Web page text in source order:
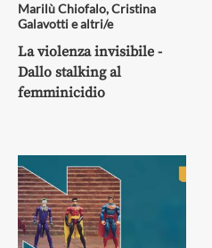
Marilù Chiofalo,Cristina
Galavottie altri/e
La violenza invisibile -
Dallo stalking al
femminicidio